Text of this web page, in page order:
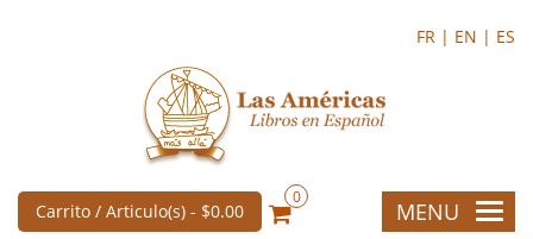
FR | EN | ES
Carrito / Articulo(s) - $0.00
0
MENU